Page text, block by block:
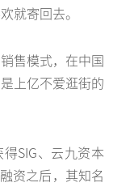
就寄回去。
售模式，在中国
上亿不爱逛街的
SIG、云九资本
资之后，其知名